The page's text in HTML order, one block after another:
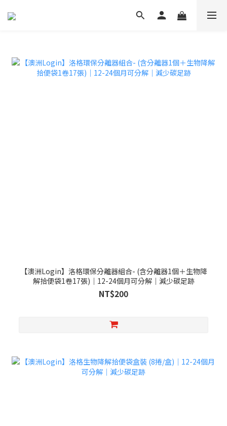
【澳洲Login】洛格環保分離器組合- (含分離器1個＋生物降
解拾便袋1卷17張)｜12-24個月可分解｜減少碳足跡
NT$200